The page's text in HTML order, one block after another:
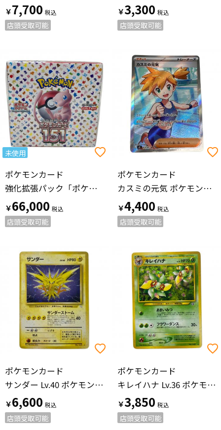
￥7,700
店頭受取可能
￥3,300
店頭受取可能
未使用
ポケモンカード
強化拡張パック「ポケモンカード151」1BOX ポケモンカード SV2a
￥66,000
店頭受取可能
ポケモンカード
カスミの元気 ポケモンカード 108/081 SR
￥4,400
店頭受取可能
ポケモンカード
サンダー Lv.40 ポケモンカード No.145 旧裏面
￥6,600
店頭受取可能
ポケモンカード
キレイハナ Lv.36 ポケモンカード No.182 旧裏面
￥3,850
店頭受取可能